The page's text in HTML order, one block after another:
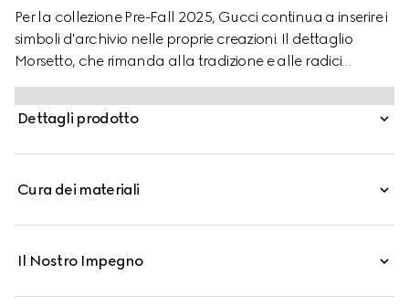
Per la collezione Pre-Fall 2025, Gucci continua a inserire i
simboli d'archivio nelle proprie creazioni. Il dettaglio
Morsetto, che rimanda alla tradizione e alle radici
equestri della Maison, adorna e impreziosisce questi sabot
in tessuto GG color cammello e marrone scuro.
Dettagli prodotto
Cura dei materiali
Il Nostro Impegno